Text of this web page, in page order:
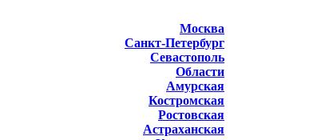
Москва
Санкт-Петербург
Севастополь
Области
Амурская
Костромская
Ростовская
Астраханская